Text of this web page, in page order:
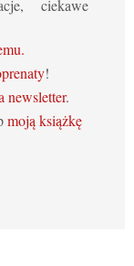
ciekawe
!
newsletter.
moją książkę